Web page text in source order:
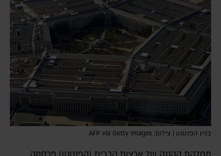
בניין הפנטגון | צילום: AFP via Getty Images